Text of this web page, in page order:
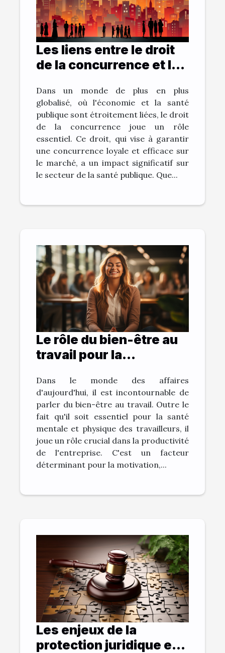
Les liens entre le droit
de la concurrence et la
Dans un monde de plus en plus
globalisé, où l'économie et la santé
publique sont étroitement liées, le droit
de la concurrence joue un rôle
essentiel. Ce droit, qui vise à garantir
une concurrence loyale et efficace sur
le marché, a un impact significatif sur
le secteur de la santé publique. Que...
Le rôle du bien-être au
travail pour la
l'entreprise
Dans le monde des affaires
d'aujourd'hui, il est incontournable de
parler du bien-être au travail. Outre le
fait qu'il soit essentiel pour la santé
mentale et physique des travailleurs, il
joue un rôle crucial dans la productivité
de l'entreprise. C'est un facteur
déterminant pour la motivation,...
Les enjeux de la
protection juridique en